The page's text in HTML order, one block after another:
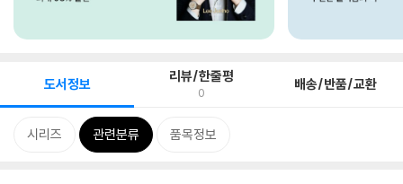
도서정보 리뷰/한줄평
0 배송/반품/교환
시리즈 관련분류 품목정보